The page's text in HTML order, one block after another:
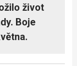
život
Boje